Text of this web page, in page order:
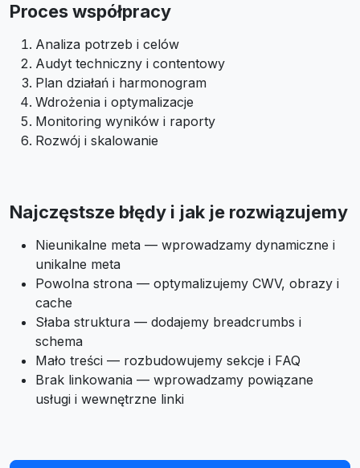
Proces współpracy
Analiza potrzeb i celów
Audyt techniczny i contentowy
Plan działań i harmonogram
Wdrożenia i optymalizacje
Monitoring wyników i raporty
Rozwój i skalowanie
Najczęstsze błędy i jak je rozwiązujemy
Nieunikalne meta — wprowadzamy dynamiczne i
unikalne meta
Powolna strona — optymalizujemy CWV, obrazy i
cache
Słaba struktura — dodajemy breadcrumbs i
schema
Mało treści — rozbudowujemy sekcje i FAQ
Brak linkowania — wprowadzamy powiązane
usługi i wewnętrzne linki